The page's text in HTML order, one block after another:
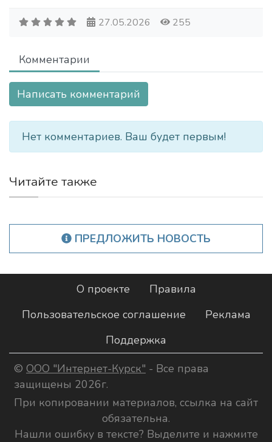
27.05.2026 255
Комментарии
Написать комментарий
Нет комментариев. Ваш будет первым!
Читайте также
ПРЕДЛОЖИТЬ НОВОСТЬ
О проекте
Правила
Пользовательское соглашение
Реклама
Поддержка
© ООО "Интернет-Курск" - Все права
защищены 2026г.
При копировании материалов, ссылка на сайт
обязательна.
Нашли ошибку в тексте? Выделите и нажмите